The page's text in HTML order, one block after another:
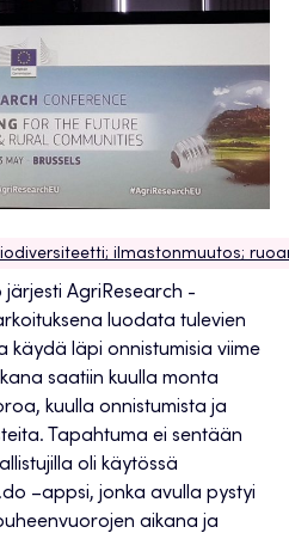
ilmastonmuutos;
järjesti AgriResearch -
luodata tulevien
käydä läpi onnistumisia viime
saatiin kuulla monta
kuulla onnistumista ja
Tapahtuma ei sentään
oli käytössä
–appsi, jonka avulla pystyi
aikana ja